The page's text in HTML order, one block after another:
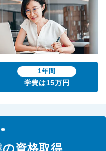
1年間
学費は15万円